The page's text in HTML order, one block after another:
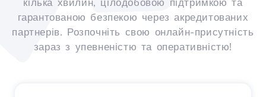
гарантованою безпекою через акредитованих
партнерів. Розпочніть свою онлайн-присутність
зараз з упевненістю та оперативністю!